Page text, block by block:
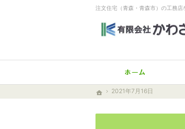
ホーム
2021年7月16日
注文住宅（青森・青森市）の工務店
ホーム
2021年7月16日